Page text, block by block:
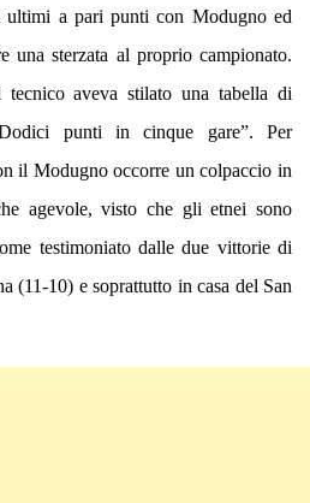
ultimi a pari punti con Modugno ed
una sterzata al proprio campionato.
tecnico aveva stilato una tabella di
punti in cinque gare”. Per
il Modugno occorre un colpaccio in
agevole, visto che gli etnei sono
testimoniato dalle due vittorie di
(11-10) e soprattutto in casa del San